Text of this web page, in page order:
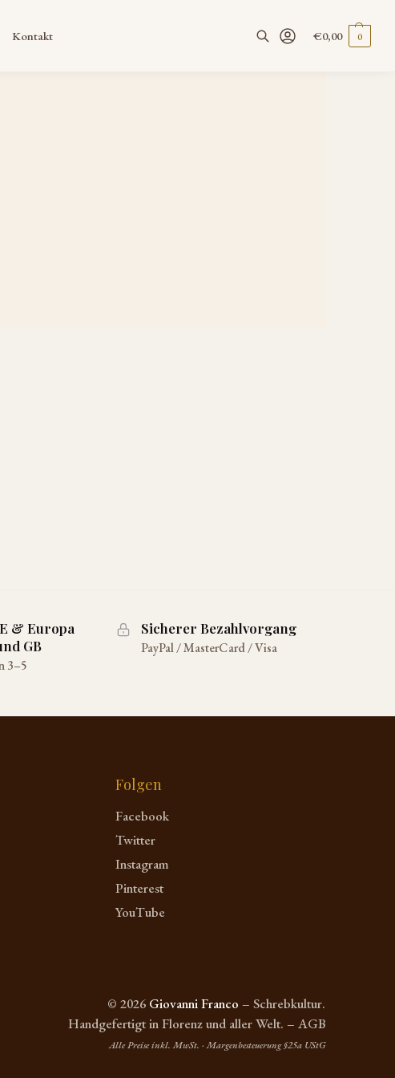
Kontakt €0,00 0
& Europa
GB
3–5
Sicherer Bezahlvorgang
PayPal / MasterCard / Visa
Folgen
Facebook
Twitter
Instagram
Pinterest
YouTube
© 2026 Giovanni Franco – Schrebkultur.
Handgefertigt in Florenz und aller Welt. – AGB
Alle Preise inkl. MwSt. · Margenbesteuerung §25a UStG